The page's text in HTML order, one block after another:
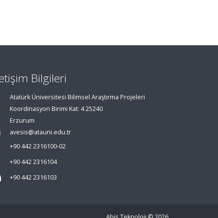
Bilgileri
Atatürk Üniversitesi Bilimsel Araştırma Projeleri
Koordinasyon Birimi Kat: 4 25240
Erzurum
avesis@atauni.edu.tr
+90 442 2316100-02
+90 442 2316104
+90 442 2316103